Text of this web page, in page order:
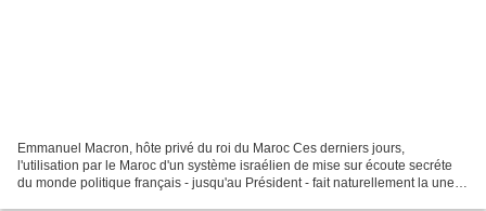
Emmanuel Macron, hôte privé du roi du Maroc Ces derniers jours,
l'utilisation par le Maroc d'un système israélien de mise sur écoute secréte
du monde politique français - jusqu'au Président - fait naturellement la une